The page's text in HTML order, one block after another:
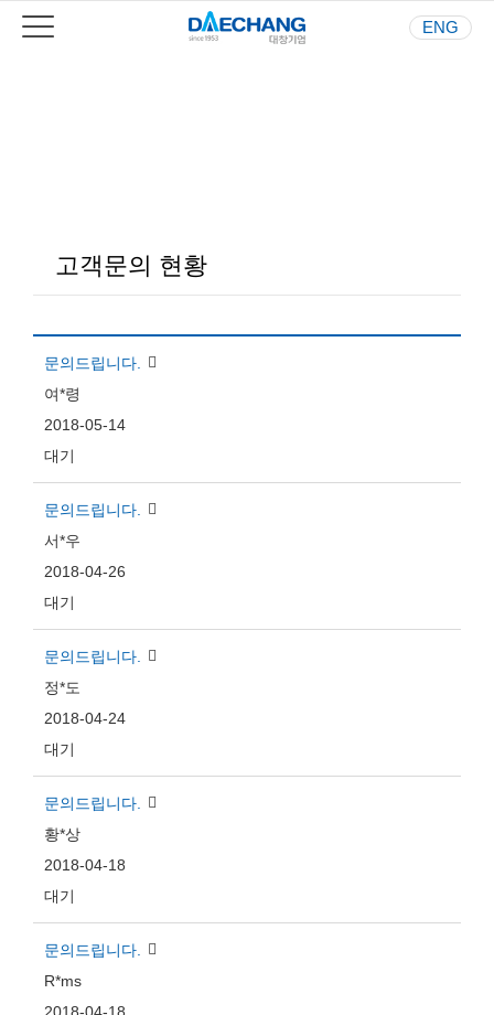
ENG
고객문의 현황
문의드립니다.
여*령
2018-05-14
대기
문의드립니다.
서*우
2018-04-26
대기
문의드립니다.
정*도
2018-04-24
대기
문의드립니다.
황*상
2018-04-18
대기
문의드립니다.
R*ms